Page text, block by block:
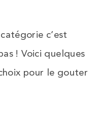
c’est
! Voici quelques
pour le gouter